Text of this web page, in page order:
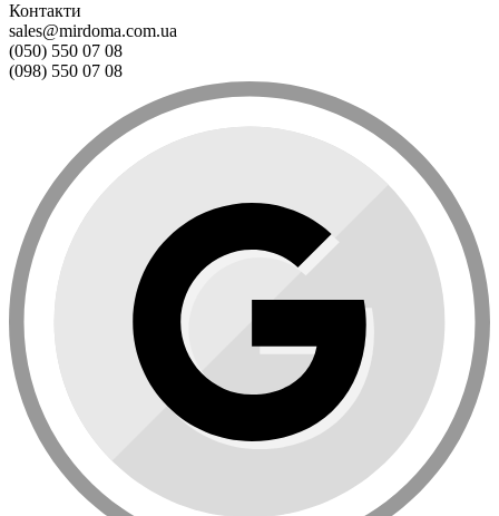
Контакти
sales@mirdoma.com.ua
(050) 550 07 08
(098) 550 07 08